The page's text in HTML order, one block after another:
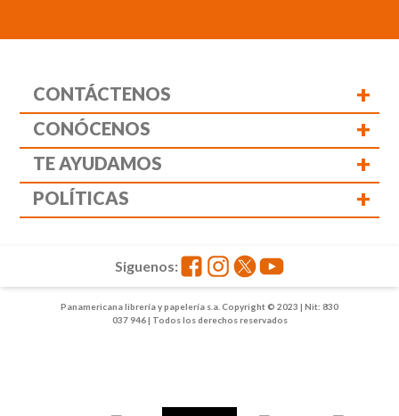
CONTÁCTENOS +
CONÓCENOS +
TE AYUDAMOS +
POLÍTICAS +
Panamericana librería y papelería s.a. Copyright © 2023 | Nit: 830
037 946 | Todos los derechos reservados
Siguenos: